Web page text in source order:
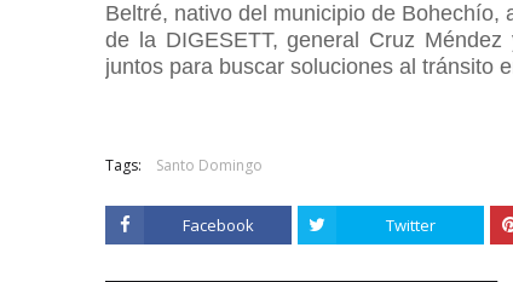
Beltré, nativo del municipio de Bohechío,
de la DIGESETT, general Cruz Méndez
juntos para buscar soluciones al tránsito
Tags: Santo Domingo
Facebook Twitter